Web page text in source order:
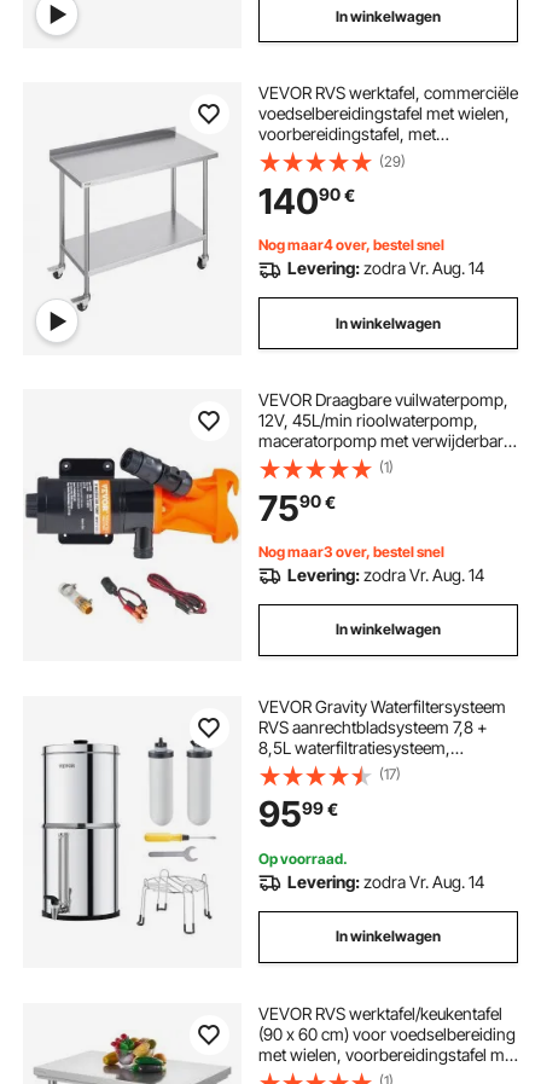
In winkelwagen
VEVOR RVS werktafel, commerciële
voedselbereidingstafel met wielen,
voorbereidingstafel, met
verstelbare hoogte voor restaurant,
hotel, enz. 610 x 1219 x 1005,6 mm
(29)
14090€
Nog maar4 over, bestel snel
Levering:zodra Vr. Aug. 14
In winkelwagen
VEVOR Draagbare vuilwaterpomp,
12V, 45L/min rioolwaterpomp,
maceratorpomp met verwijderbare
snelkoppelingsklep, metalen
slangklem, netsnoer, voor camper,
boot, boot en camper
(1)
7590€
Nog maar3 over, bestel snel
Levering:zodra Vr. Aug. 14
In winkelwagen
VEVOR Gravity Waterfiltersysteem
RVS aanrechtbladsysteem 7,8 +
8,5L waterfiltratiesysteem,
vermindert lood en tot 99% chloor,
met 2 keramische koolstoffilters en
kraan, kampeer- en camperverhuur
(17)
9599€
Op voorraad.
Levering:zodra Vr. Aug. 14
In winkelwagen
VEVOR RVS werktafel/keukentafel
(90 x 60 cm) voor voedselbereiding
met wielen, voorbereidingstafel met
verstelbare onderplank voor